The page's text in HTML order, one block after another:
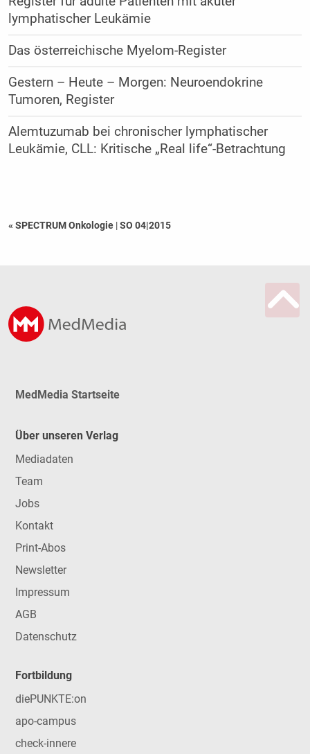
lymphatischer Leukämie
Das österreichische Myelom-Register
Gestern – Heute – Morgen: Neuroendokrine
Tumoren, Register
Alemtuzumab bei chronischer lymphatischer
Leukämie, CLL: Kritische „Real life“-Betrachtung
« SPECTRUM Onkologie |SO 04|2015
MedMedia Startseite
Über unseren Verlag
Mediadaten
Team
Jobs
Kontakt
Print-Abos
Newsletter
Impressum
AGB
Datenschutz
Fortbildung
diePUNKTE:on
apo-campus
check-innere